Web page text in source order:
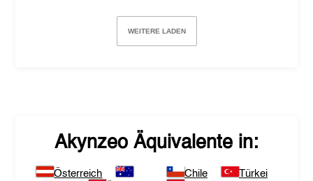
WEITERE LADEN
Akynzeo Äquivalente in:
Österreich
Chile
Türkei